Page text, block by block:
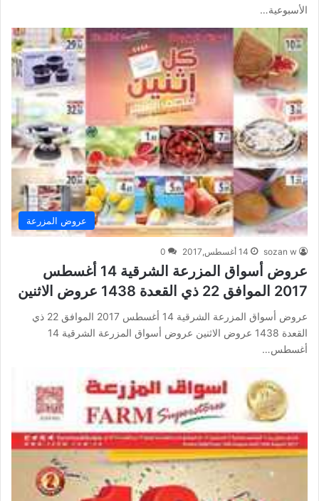
الأسبوعية…
عروض المزرعة
sozan w 14 أغسطس,2017 0
عروض أسواق المزرعة الشرقية 14 أغسطس
2017 الموافق 22 ذي القعدة 1438 عروض الاثنين
عروض أسواق المزرعة الشرقية 14 أغسطس 2017 الموافق 22 ذي
القعدة 1438 عروض الاثنين عروض أسواق المزرعة الشرقية 14
أغسطس…